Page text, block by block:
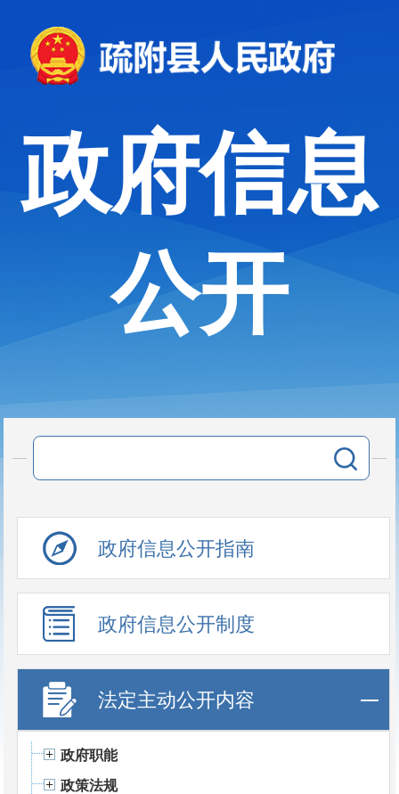
政府信息
公开
政府信息公开指南
政府信息公开制度
法定主动公开内容
政府职能
政策法规